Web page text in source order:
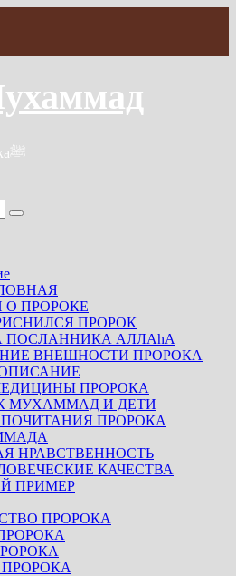
Жизнь последнего Пророкаﷺ
О ПРОРОКЕ
ПРОРОК
ПОСЛАННИКА АЛЛАhА
ВНЕШНОСТИ ПРОРОКА
ПРОРОКА
МУХАММАД И ДЕТИ
ПРОРОКА
НРАВСТВЕННОСТЬ
КАЧЕСТВА
ПРИМЕР
ПРОРОКА